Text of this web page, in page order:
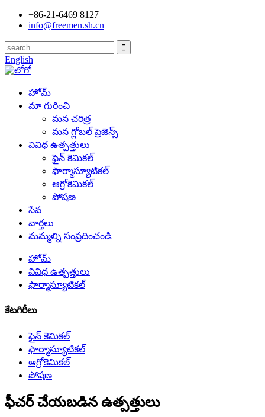
+86-21-6469 8127
info@freemen.sh.cn
English
హోమ్
మా గురించి
మన చరిత్ర
మన గ్లోబల్ ప్రెజెన్స్
వివిధ ఉత్పత్తులు
ఫైన్ కెమికల్
ఫార్మాస్యూటికల్
ఆగ్రోకెమికల్
పోషణ
సేవ
వార్తలు
మమ్మల్ని సంప్రదించండి
హోమ్
వివిధ ఉత్పత్తులు
ఫార్మాస్యూటికల్
కేటగిరీలు
ఫైన్ కెమికల్
ఫార్మాస్యూటికల్
ఆగ్రోకెమికల్
పోషణ
ఫీచర్ చేయబడిన ఉత్పత్తులు